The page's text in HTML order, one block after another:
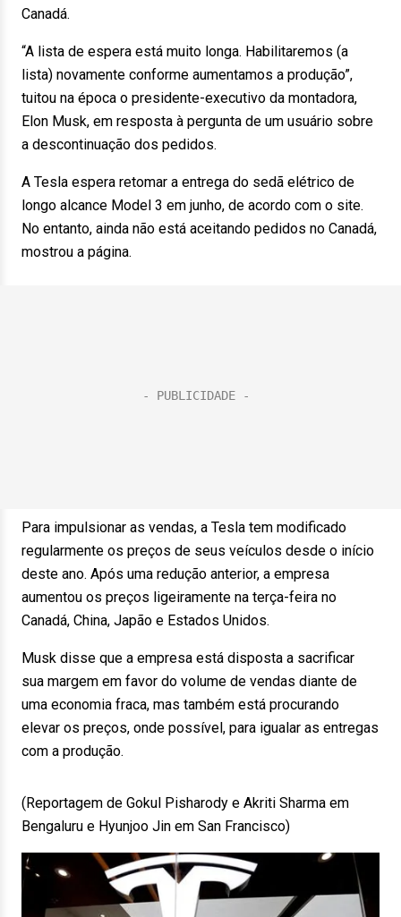
Canadá.
“A lista de espera está muito longa. Habilitaremos (a
lista) novamente conforme aumentamos a produção”,
tuitou na época o presidente-executivo da montadora,
Elon Musk, em resposta à pergunta de um usuário sobre
a descontinuação dos pedidos.
A Tesla espera retomar a entrega do sedã elétrico de
longo alcance Model 3 em junho, de acordo com o site.
No entanto, ainda não está aceitando pedidos no Canadá,
mostrou a página.
Para impulsionar as vendas, a Tesla tem modificado
regularmente os preços de seus veículos desde o início
deste ano. Após uma redução anterior, a empresa
aumentou os preços ligeiramente na terça-feira no
Canadá, China, Japão e Estados Unidos.
Musk disse que a empresa está disposta a sacrificar
sua margem em favor do volume de vendas diante de
uma economia fraca, mas também está procurando
elevar os preços, onde possível, para igualar as entregas
com a produção.
(Reportagem de Gokul Pisharody e Akriti Sharma em
Bengaluru e Hyunjoo Jin em San Francisco)